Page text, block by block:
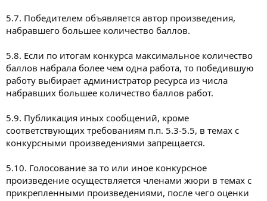
5.7. Победителем объявляется автор произведения,
набравшего большее количество баллов.
5.8. Если по итогам конкурса максимальное количество
баллов набрала более чем одна работа, то победившую
работу выбирает администратор ресурса из числа
набравших большее количество баллов работ.
5.9. Публикация иных сообщений, кроме
соответствующих требованиям п.п. 5.3-5.5, в темах с
конкурсными произведениями запрещается.
5.10. Голосование за то или иное конкурсное
произведение осуществляется членами жюри в темах с
прикрепленными произведениями, после чего оценки